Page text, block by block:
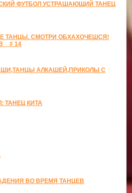
ФУТБОЛ УСТРАШАЮЩИЙ ТАНЕЦ
ТАНЦЫ. СМОТРИ ОБХАХОЧЕШСЯ!
_ # 14
АЛКАШЕЙ,ПРИКОЛЫ С
ТАНЕЦ КИТА
ВО ВРЕМЯ ТАНЦЕВ